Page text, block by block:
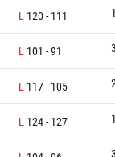
L 120- 111
L 101 -91
L 117- 105
L 124- 127